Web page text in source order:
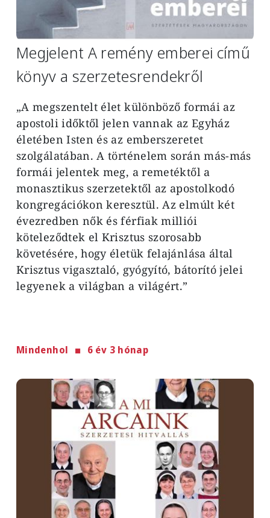
Megjelent A remény emberei című
könyv a szerzetesrendekről
„A megszentelt élet különböző formái az
apostoli időktől jelen vannak az Egyház
életében Isten és az emberszeretet
szolgálatában. A történelem során más-más
formái jelentek meg, a remetéktől a
monasztikus szerzetektől az apostolkodó
kongregációkon keresztül. Az elmúlt két
évezredben nők és férfiak milliói
köteleződtek el Krisztus szorosabb
követésére, hogy életük felajánlása által
Krisztus vigasztaló, gyógyító, bátorító jelei
legyenek a világban a világért.”
Mindenhol 6 év 3 hónap
Image